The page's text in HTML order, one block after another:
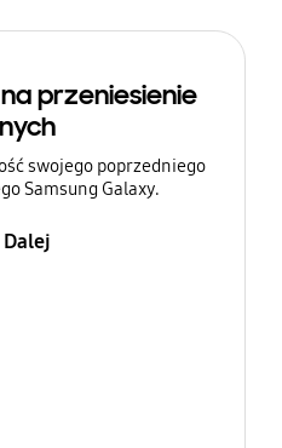
przeniesienie
swojego poprzedniego
Samsung Galaxy.